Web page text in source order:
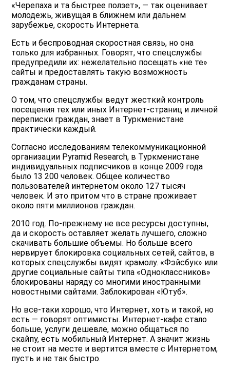
«Черепаха и та быстрее ползет», — так оценивает
молодежь, живущая в ближнем или дальнем
зарубежье, скорость Интернета.
Есть и беспроводная скоростная связь, но она
только для избранных. Говорят, что спецслужбы
предупредили их: нежелательно посещать «не те»
сайты и предоставлять такую возможность
гражданам страны.
О том, что спецслужбы ведут жесткий контроль
посещения тех или иных Интернет-страниц и личной
переписки граждан, знает в Туркменистане
практически каждый.
Согласно исследованиям телекоммуникационной
организации Pyramid Research, в Туркменистане
индивидуальных подписчиков в конце 2009 года
было 13 200 человек. Общее количество
пользователей интернетом около 127 тысяч
человек. И это притом что в стране проживает
около пяти миллионов граждан.
2010 год. По-прежнему не все ресурсы доступны,
да и скорость оставляет желать лучшего, сложно
скачивать большие объемы. Но больше всего
нервирует блокировка социальных сетей, сайтов, в
которых спецслужбы видят крамолу. «Фэйсбук» или
другие социальные сайты типа «Одноклассников»
блокированы наряду со многими иностранными
новостными сайтами. Заблокирован «Ютуб».
Но все-таки хорошо, что Интернет, хоть и такой, но
есть — говорят оптимисты. Интернет-кафе стало
больше, услуги дешевле, можно общаться по
скайпу, есть мобильный Интернет. А значит жизнь
не стоит на месте и вертится вместе с Интернетом,
пусть и не так быстро.